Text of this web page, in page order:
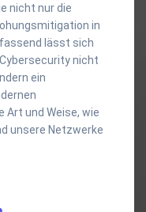
nicht nur die
in
lässt sich
nicht
ein
und Weise, wie
unsere Netzwerke